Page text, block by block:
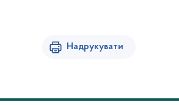
Надрукувати